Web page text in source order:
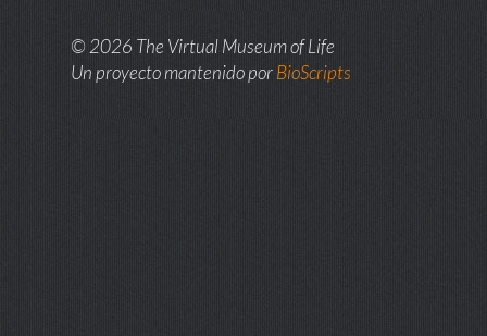
© 2026 The Virtual Museum of Life
Un proyecto mantenido porBioScripts